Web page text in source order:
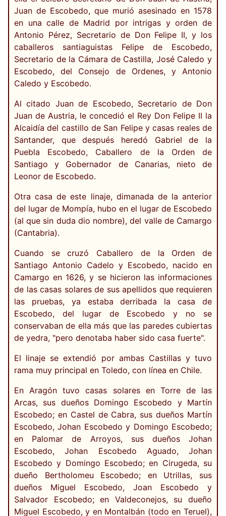
Juan de Escobedo, que murió asesinado en 1578
en una calle de Madrid por intrigas y orden de
Antonio Pérez, Secretario de Don Felipe II, y los
caballeros santiaguistas Felipe de Escobedo,
Secretario de la Cámara de Castilla, José Caledo y
Escobedo, del Consejo de Ordenes, y Antonio
Caledo y Escobedo.
Al citado Juan de Escobedo, Secretario de Don
Juan de Austria, le concedió el Rey Don Felipe II la
Alcaidía del castillo de San Felipe y casas reales de
Santander, que después heredó Gabriel de la
Puebla Escobedo, Caballero de la Orden de
Santiago y Gobernador de Canarias, nieto de
Leonor de Escobedo.
Otra casa de este linaje, dimanada de la anterior
del lugar de Mompía, hubo en el lugar de Escobedo
(al que sin duda dio nombre), del valle de Camargo
(Cantabria).
Cuando se cruzó Caballero de la Orden de
Santiago Antonio Cadelo y Escobedo, nacido en
Camargo en 1626, y se hicieron las informaciones
de las casas solares de sus apellidos que requieren
las pruebas, ya estaba derribada la casa de
Escobedo, del lugar de Escobedo y no se
conservaban de ella más que las paredes cubiertas
de yedra, "pero denotaba haber sido casa fuerte".
El linaje se extendió por ambas Castillas y tuvo
rama muy principal en Toledo, con línea en Chile.
En Aragón tuvo casas solares en Torre de las
Arcas, sus dueños Domingo Escobedo y Martín
Escobedo; en Castel de Cabra, sus dueños Martín
Escobedo, Johan Escobedo y Domingo Escobedo;
en Palomar de Arroyos, sus dueños Johan
Escobedo, Johan Escobedo Aguado, Johan
Escobedo y Domingo Escobedo; en Cirugeda, su
dueño Bertholomeu Escobedo; en Utrillas, sus
dueños Miguel Escobedo, Joan Escobedo y
Salvador Escobedo; en Valdeconejos, su dueño
Miguel Escobedo, y en Montalbán (todo en Teruel),